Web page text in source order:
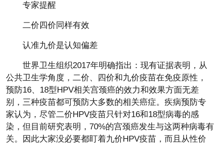
专家提醒
二价四价同样有效
认准九价是认知偏差
世界卫生组织2017年明确指出：现有证据表明，从
公共卫生学角度，二价、四价和九价疫苗在免疫原性，
预防16、18型HPV相关宫颈癌的效力和效果方面无差
别，三种疫苗都可预防大多数的相关癌症。疾病预防专
家认为，尽管二价HPV疫苗只针对16和18型病毒的感
染，但目前研究表明，70%的宫颈癌发生与这两种病毒有
关。因此大家没必要都盯着九价HPV疫苗，而且从性价